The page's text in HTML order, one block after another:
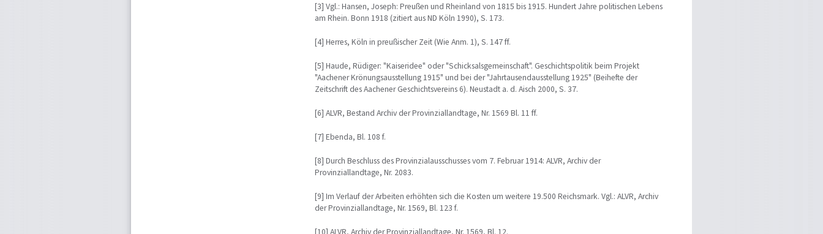
[3] Vgl.: Hansen, Joseph: Preußen und Rheinland von 1815 bis 1915. Hundert Jahre politischen Lebens
am Rhein. Bonn 1918 (zitiert aus ND Köln 1990), S. 173.
[4] Herres, Köln in preußischer Zeit (Wie Anm. 1), S. 147 ff.
[5] Haude, Rüdiger: "Kaiseridee" oder "Schicksalsgemeinschaft". Geschichtspolitik beim Projekt
"Aachener Krönungsausstellung 1915" und bei der "Jahrtausendausstellung 1925" (Beihefte der
Zeitschrift des Aachener Geschichtsvereins 6). Neustadt a. d. Aisch 2000, S. 37.
[6] ALVR, Bestand Archiv der Provinziallandtage, Nr. 1569 Bl. 11 ff.
[7] Ebenda, Bl. 108 f.
[8] Durch Beschluss des Provinzialausschusses vom 7. Februar 1914: ALVR, Archiv der
Provinziallandtage, Nr. 2083.
[9] Im Verlauf der Arbeiten erhöhten sich die Kosten um weitere 19.500 Reichsmark. Vgl.: ALVR, Archiv
der Provinziallandtage, Nr. 1569, Bl. 123 f.
[10] ALVR, Archiv der Provinziallandtage, Nr. 1569, Bl. 12.